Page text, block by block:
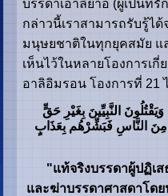
บรรดาเอาลิยาอ์ (ผู้เป็นที่รั
กล่าวนี้เราสามารถรับรู้ไ
มนุษยชาติในทุกยุคสมัย แ
เห็นไว้ในหลายโองการเกี่
อาลิอิมรอน โองการที่ 21
النَّبِيِّينَ بِغَيْرِ حَقٍّ
مِنَ النَّاسِ فَبَشِّرْهُم بِعَذَابٍ
"แท้จริงบรรดาผู้ปฏิเส
และฆ่าบรรดาศาสดาโด